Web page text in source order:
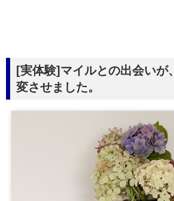
[実体験]マイルとの出会いが
変させました。